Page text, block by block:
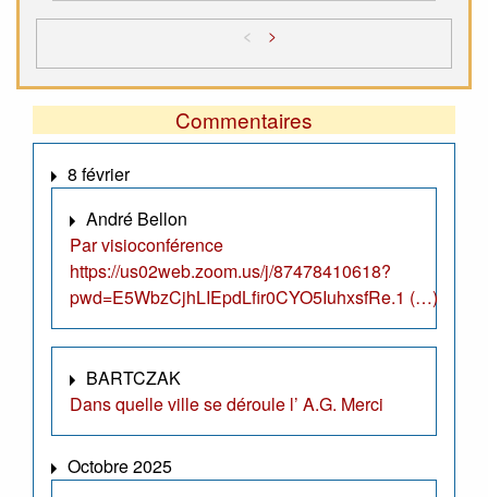
< >
Commentaires
8 février
André Bellon
Par visioconférence
https://us02web.zoom.us/j/87478410618?
pwd=E5WbzCjhLIEpdLfir0CYO5IuhxsfRe.1 (…)
BARTCZAK
Dans quelle ville se déroule l’ A.G. Merci
Octobre 2025